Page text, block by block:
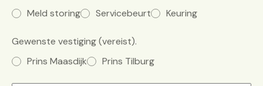
Meld storing
Servicebeurt Keuring
Gewenste vestiging(vereist)
Prins Maasdijk
Prins Tilburg